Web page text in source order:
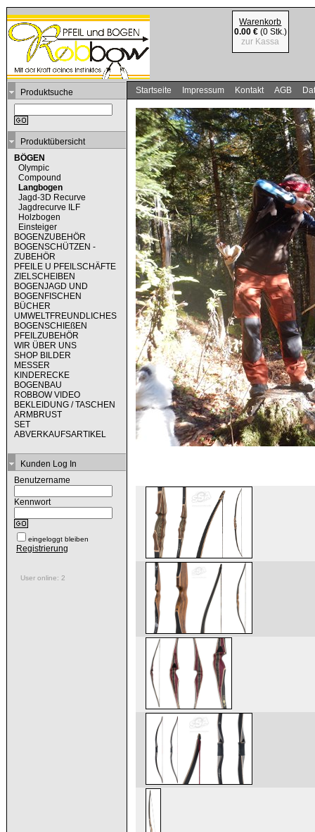
Warenkorb
0.00 € (0 Stk.)
zur Kassa
Produktsuche
Produktübersicht
BÖGEN
Olympic
Compound
Langbogen
Jagd-3D Recurve
Jagdrecurve ILF
Holzbogen
Einsteiger
BOGENZUBEHÖR
BOGENSCHÜTZEN -
ZUBEHÖR
PFEILE U PFEILSCHÄFTE
ZIELSCHEIBEN
BOGENJAGD UND
BOGENFISCHEN
BÜCHER
UMWELTFREUNDLICHES
BOGENSCHIEßEN
PFEILZUBEHÖR
WIR ÜBER UNS
SHOP BILDER
MESSER
KINDERECKE
BOGENBAU
ROBBOW VIDEO
BEKLEIDUNG / TASCHEN
ARMBRUST
SET
ABVERKAUFSARTIKEL
Kunden Log In
Benutzername
Kennwort
eingeloggt bleiben
Registrierung
User online: 2
Startseite Impressum Kontakt AGB